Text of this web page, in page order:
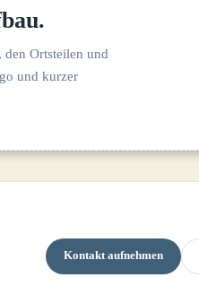
Ortsteilen und
und kurzer
Kontakt aufnehmen